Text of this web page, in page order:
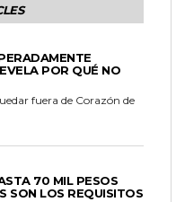
POR QUÉ NO
fuera de Corazón de
70 MIL PESOS
SON LOS REQUISITOS